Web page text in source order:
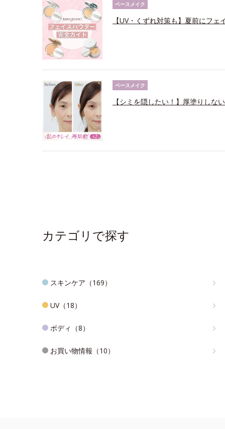
ベースメイク
【UV・くずれ対策も】夏前にフェ
ベースメイク
【シミを隠したい！】厚塗りしな
カテゴリで探す
スキンケア（169）
UV（18）
ボディ（8）
お買い物情報（10）